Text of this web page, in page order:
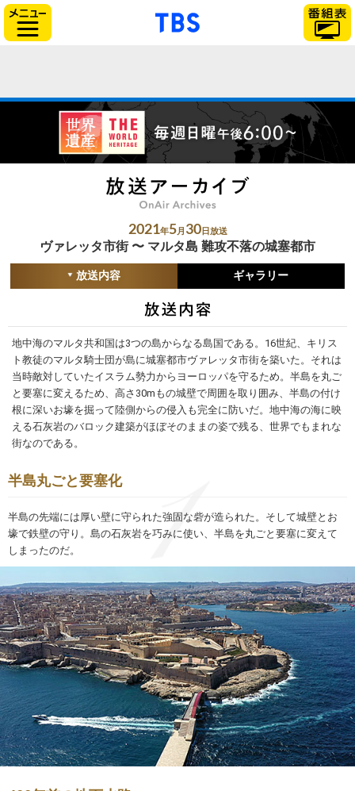
「TBSテレビ」トップ
2021年5月 30日放送
ヴァレッタ市街 〜 マルタ島 難攻不落の城塞都市
放送内容 ギャラリー
地中海のマルタ共和国は3つの島からなる島国である。16世紀、キリス
ト教徒のマルタ騎士団が島に城塞都市ヴァレッタ市街を築いた。それは
当時敵対していたイスラム勢力からヨーロッパを守るため。半島を丸ご
と要塞に変えるため、高さ30mもの城壁で周囲を取り囲み、半島の付け
根に深いお壕を掘って陸側からの侵入も完全に防いだ。地中海の海に映
える石灰岩のバロック建築がほぼそのままの姿で残る、世界でもまれな
街なのである。
半島丸ごと要塞化
半島の先端には厚い壁に守られた強固な砦が造られた。そして城壁とお
壕で鉄壁の守り。島の石灰岩を巧みに使い、半島を丸ごと要塞に変えて
しまったのだ。